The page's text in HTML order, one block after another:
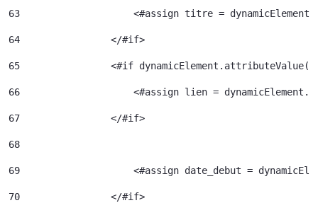
63
<#assign titre =
64
                </#if>
65
<#if
66
<#assign lien =
67
                </#if>
68
69
<#assign date_debut =
70
                </#if>